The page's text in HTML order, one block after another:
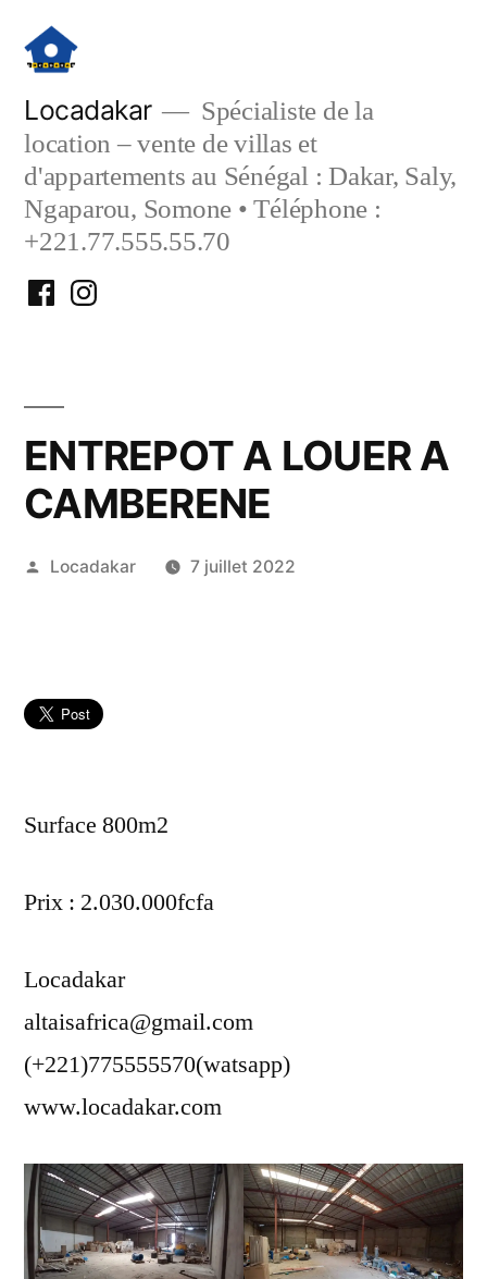
contenu
Locadakar
Spécialiste de la
location – vente de villas et
d'appartements au Sénégal : Dakar, Saly,
Ngaparou, Somone • Téléphone :
+221.77.555.55.70
FacebookInstagram
ENTREPOT A LOUER A
CAMBERENE
Publié
Locadakar 7 juillet 2022
Surface 800m2
Prix : 2.030.000fcfa
Locadakar
altaisafrica@gmail.com
(+221)775555570(watsapp)
www.locadakar.com